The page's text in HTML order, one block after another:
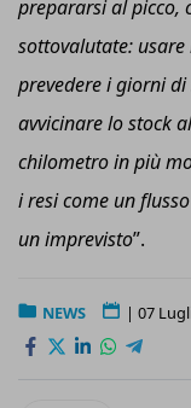
prepararsi al picco,
sottovalutate:
prevedere i giorni
avvicinare lo stock
chilometro in più
i resi come un
un imprevisto”.
NEWS | 07